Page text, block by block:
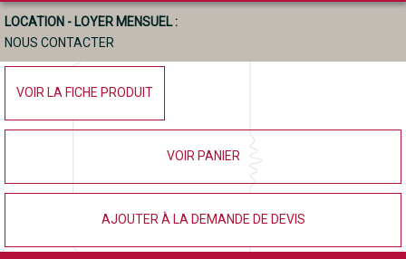
LOCATION - LOYER MENSUEL :
NOUS CONTACTER
VOIR LA FICHE PRODUIT
VOIR PANIER
AJOUTER À LA DEMANDE DE DEVIS